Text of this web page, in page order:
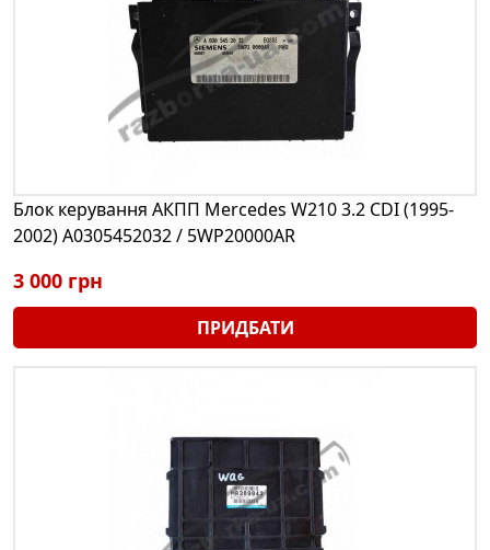
Блок керування АКПП Mercedes W210 3.2 CDI (1995-
2002) A0305452032 / 5WP20000AR
3 000 грн
ПРИДБАТИ